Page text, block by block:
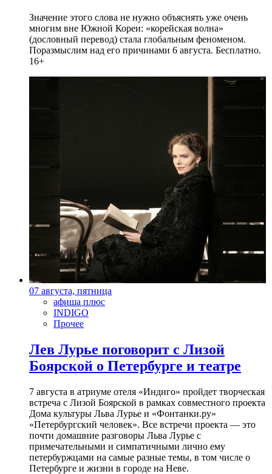
Значение этого слова не нужно объяснять уже очень
многим вне Южной Кореи: «корейская волна»
(дословный перевод) стала глобальным феноменом.
Поразмыслим над его причинами 6 августа. Бесплатно.
16+
07 августа, пятница
афиша плюс
INDIGO
Прочее
Лев Лурье поговорит с Лизой
Боярской о Петербурге и театре
7 августа в атриуме отеля «Индиго» пройдет творческая
встреча с Лизой Боярской в рамках совместного проекта
Дома культуры Льва Лурье и «Фонтанки.ру»
«Петербургский человек». Все встречи проекта — это
почти домашние разговоры Льва Лурье с
примечательными и симпатичными лично ему
петербуржцами на самые разные темы, в том числе о
Петербурге и жизни в городе на Неве.